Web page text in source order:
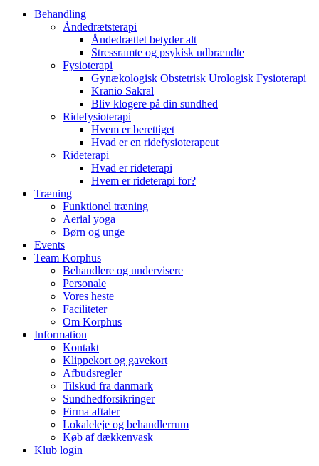
Behandling
Åndedrætsterapi
Åndedrættet betyder alt
Stressramte og psykisk udbrændte
Fysioterapi
Gynækologisk Obstetrisk Urologisk Fysioterapi
Kranio Sakral
Bliv klogere på din sundhed
Ridefysioterapi
Hvem er berettiget
Hvad er en ridefysioterapeut
Rideterapi
Hvad er rideterapi
Hvem er rideterapi for?
Træning
Funktionel træning
Aerial yoga
Børn og unge
Events
Team Korphus
Behandlere og undervisere
Personale
Vores heste
Faciliteter
Om Korphus
Information
Kontakt
Klippekort og gavekort
Afbudsregler
Tilskud fra danmark
Sundhedforsikringer
Firma aftaler
Lokaleleje og behandlerrum
Køb af dækkenvask
Klub login